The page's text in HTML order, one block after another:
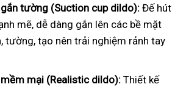
tường (Suction cup dildo):Đế hút
mẽ, dễ dàng gắn lên các bề mặt
tường, tạo nên trải nghiệm rảnh tay
mại (Realistic dildo): Thiết kế